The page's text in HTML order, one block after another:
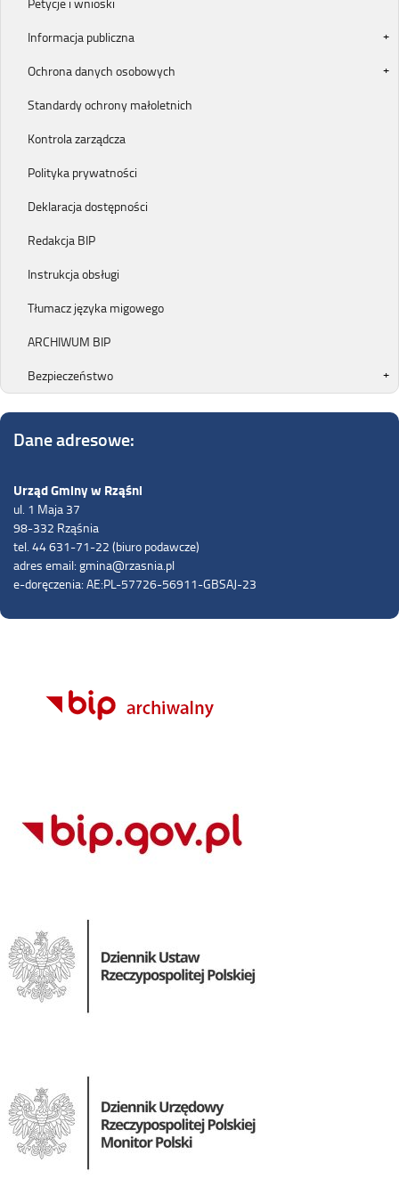
Informacja publiczna
Ochrona danych osobowych
Standardy ochrony małoletnich
Kontrola zarządcza
Polityka prywatności
Deklaracja dostępności
Redakcja BIP
Instrukcja obsługi
Tłumacz języka migowego
ARCHIWUM BIP
Bezpieczeństwo
Dane adresowe:
Urząd Gminy w Rząśni
ul. 1 Maja 37
98-332 Rząśnia
tel. 44 631-71-22 (biuro podawcze)
adres email: gmina@rzasnia.pl
e-doręczenia: AE:PL-57726-56911-GBSAJ-23